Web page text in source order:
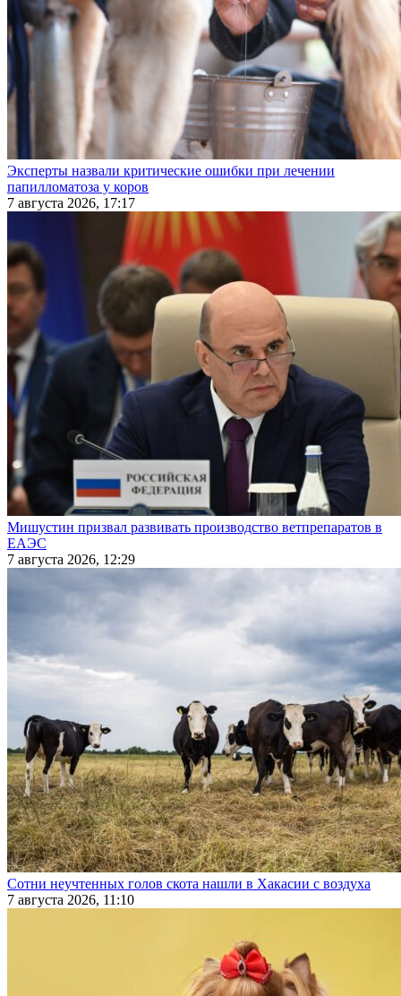
Эксперты назвали критические ошибки при лечении
папилломатоза у коров
7 августа 2026, 17:17
Мишустин призвал развивать производство ветпрепаратов в
ЕАЭС
7 августа 2026, 12:29
Сотни неучтенных голов скота нашли в Хакасии с воздуха
7 августа 2026, 11:10